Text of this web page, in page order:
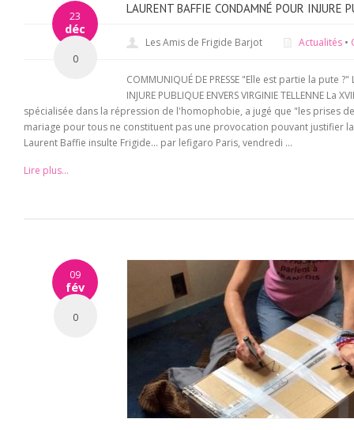
23
déc
0
LAURENT BAFFIE CONDAMNÉ POUR INJURE
Les Amis de Frigide Barjot Actualités •
COMMUNIQUÉ DE PRESSE "Elle est partie la pute ?"
INJURE PUBLIQUE ENVERS VIRGINIE TELLENNE
spécialisée dans la répression de l'homophobie, a jugé que "les prises
mariage pour tous ne constituent pas une provocation pouvant justifier
Laurent Baffie insulte Frigide... par lefigaro Paris, vendredi ...
Lire plus...
09
fév
0